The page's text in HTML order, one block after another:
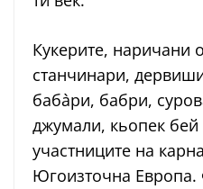
Кукерите, наричани
станчинари,
баба̀ри, бабри,
джумали, кьопек
участниците на
Югоизточна Европа.